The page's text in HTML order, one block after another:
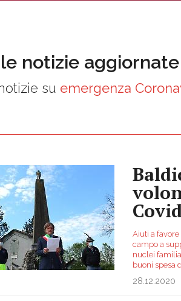
notizie
su emergenza
Aiuti a
campo a
nuclei
buoni spesa
28.12.2020